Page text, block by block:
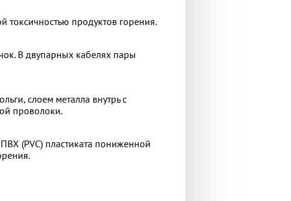
продуктов горения.
В двупарных кабелях пары
слоем металла внутрь с
проволоки.
(PVC) пластиката пониженной